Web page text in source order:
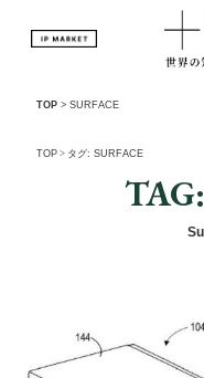
TOP > SURFACE
TOP > タグ: SURFACE